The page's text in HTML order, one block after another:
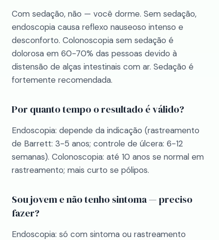
Com sedação, não — você dorme. Sem sedação,
endoscopia causa reflexo nauseoso intenso e
desconforto. Colonoscopia sem sedação é
dolorosa em 60-70% das pessoas devido à
distensão de alças intestinais com ar. Sedação é
fortemente recomendada.
Por quanto tempo o resultado é válido?
Endoscopia: depende da indicação (rastreamento
de Barrett: 3-5 anos; controle de úlcera: 6-12
semanas). Colonoscopia: até 10 anos se normal em
rastreamento; mais curto se pólipos.
Sou jovem e não tenho sintoma — preciso
fazer?
Endoscopia: só com sintoma ou rastreamento